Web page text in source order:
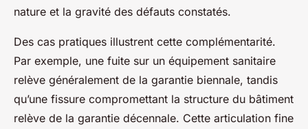
nature et la gravité des défauts constatés.
Des cas pratiques illustrent cette complémentarité.
Par exemple, une fuite sur un équipement sanitaire
relève généralement de la garantie biennale, tandis
qu’une fissure compromettant la structure du bâtiment
relève de la garantie décennale. Cette articulation fine